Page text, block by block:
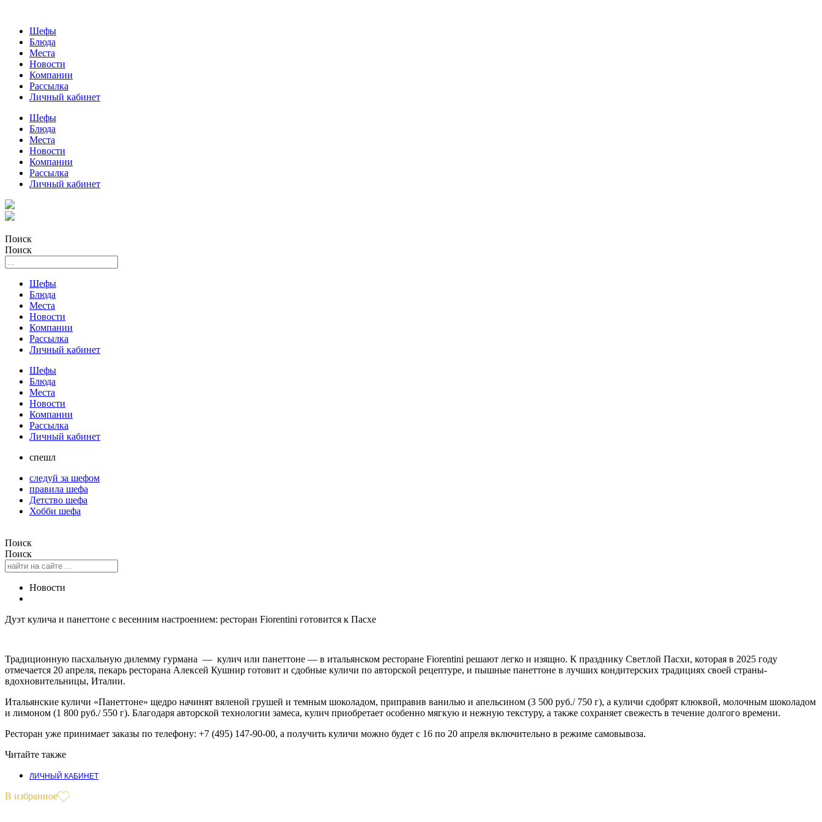
Шефы
Блюда
Места
Новости
Компании
Рассылка
Личный кабинет
Шефы
Блюда
Места
Новости
Компании
Рассылка
Личный кабинет
Поиск
Поиск
Шефы
Блюда
Места
Новости
Компании
Рассылка
Личный кабинет
Шефы
Блюда
Места
Новости
Компании
Рассылка
Личный кабинет
спешл
следуй за шефом
правила шефа
Детство шефа
Хобби шефа
Поиск
Поиск
Новости
Дуэт кулича и панеттоне с весенним настроением: ресторан Fiorentini готовится к Пасхе
Традиционную пасхальную дилемму гурмана — кулич или панеттоне — в итальянском ресторане Fiorentini решают легко и изящно. К празднику Светлой Пасхи, которая в 2025 году
отмечается 20 апреля, пекарь ресторана Алексей Кушнир готовит и сдобные куличи по авторской рецептуре, и пышные панеттоне в лучших кондитерских традициях своей страны-
вдохновительницы, Италии.
Итальянские куличи «Панеттоне» щедро начинят вяленой грушей и темным шоколадом, приправив ванилью и апельсином (3 500 руб./ 750 г), а куличи сдобрят клюквой, молочным шоколадом
и лимоном (1 800 руб./ 550 г). Благодаря авторской технологии замеса, кулич приобретает особенно мягкую и нежную текстуру, а также сохраняет свежесть в течение долгого времени.
Ресторан уже принимает заказы по телефону: +7 (495) 147-90-00, а получить куличи можно будет с 16 по 20 апреля включительно в режиме самовывоза.
Читайте также
ЛИЧНЫЙ КАБИНЕТ
В избранное